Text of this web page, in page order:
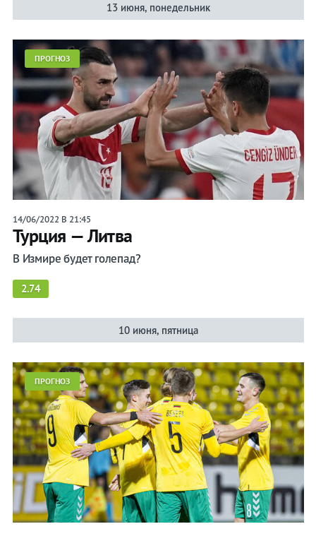
13 июня, понедельник
ПРОГНОЗ
14/06/2022 В 21:45
Турция — Литва
В Измире будет голепад?
2.74
10 июня, пятница
ПРОГНОЗ